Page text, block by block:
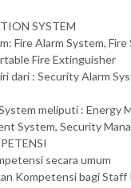
SYSTEM
Fire Alarm System,
Fire Extinguisher
dari : Security Alarm
meliputi : Energy
System, Security
secara umum
Kompetensi bagi